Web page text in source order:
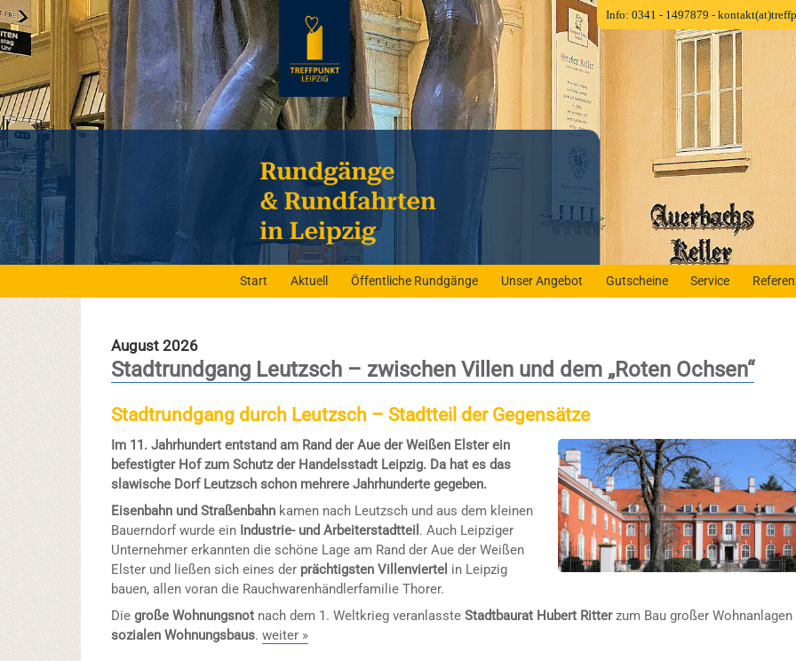
Start Aktuell Öffentliche Rundgänge Unser Angebot Gutscheine Service
August 2026
Stadtrundgang Leutzsch – zwischen Villen und dem „Roten Ochsen“
Stadtrundgang durch Leutzsch – Stadtteil der Gegensätze
Im 11. Jahrhundert entstand am Rand der Aue der Weißen Elster ein
befestigter Hof zum Schutz der Handelsstadt Leipzig. Da hat es das
slawische Dorf Leutzsch schon mehrere Jahrhunderte gegeben.
Eisenbahn und Straßenbahn kamen nach Leutzsch und aus dem kleinen
Bauerndorf wurde ein Industrie- und Arbeiterstadtteil . Auch Leipziger
Unternehmer erkannten die schöne Lage am Rand der Aue der Weißen
Elster und ließen sich eines der prächtigsten Villenviertel in Leipzig
bauen, allen voran die Rauchwarenhändlerfamilie Thorer.
Diegroße Wohnungsnot nach dem 1. Weltkrieg veranlassteStadtbaurat Hubert Ritterzum Bau großer Wohnanlagen
sozialen Wohnungsbaus.weiter »
Info: 0341 - 1497879 -